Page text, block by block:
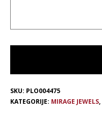
SKU: PLO004475
KATEGORIJE: MIRAGE JEWELS,